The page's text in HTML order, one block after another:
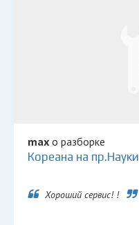
max о разборке
Кореана на пр.Науки
Хороший сервис! !